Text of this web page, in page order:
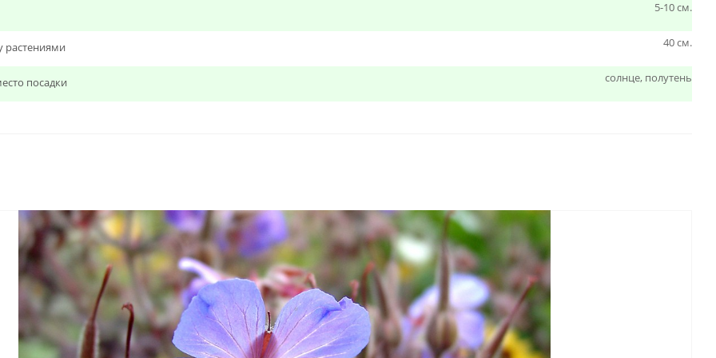
5-10 см.
растениями 40 см.
посадки солнце, полутень